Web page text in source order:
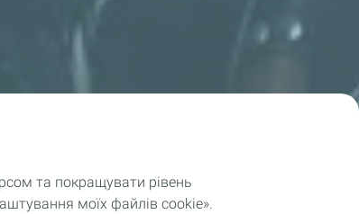
та покращувати рівень
моїх файлів cookie».